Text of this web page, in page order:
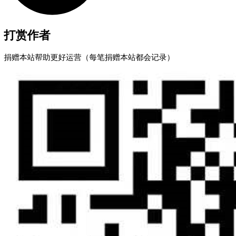
打赏作者
捐赠本站帮助更好运营（每笔捐赠本站都会记录）